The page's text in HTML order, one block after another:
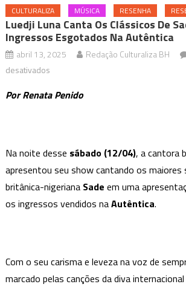
CULTURALIZA MÚSICA RESENHA
Luedji Luna Canta Os Clássicos De
Ingressos Esgotados Na Autêntica
abril 13, 2025 Redação Culturaliza BH
desativadosem
Luna
de
Sade,
em
show
Autêntica
Por Renata Penido
Na noite desse sábado (12/04), a cantora
apresentou seu show cantando os maiores
britânica-nigeriana Sade em uma
os ingressos vendidos naAutêntica.
Com o seu carisma e leveza na voz de
marcado pelas canções da diva